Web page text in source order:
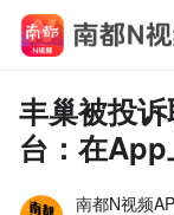
丰巢被投
台：在
南都N视频